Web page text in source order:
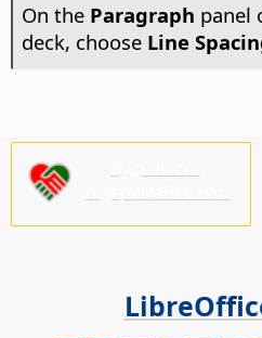
On the Paragraph panel
deck, choose Line